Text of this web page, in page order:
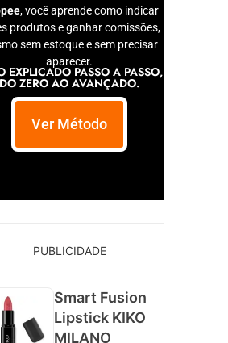
, você aprende como indicar
produtos e ganhar comissões,
sem estoque e sem precisar
aparecer.
EXPLICADO PASSO A PASSO,
DO ZERO AO AVANÇADO.
Ver Método
PUBLICIDADE
Smart Fusion
Lipstick KIKO
MILANO